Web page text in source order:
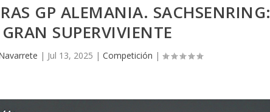
GP ALEMANIA. SACHSENRING:
SUPERVIVIENTE
| Jul 13, 2025 |Competición |